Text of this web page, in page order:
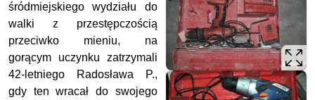
śródmiejskiego wydziału do
walki z przestępczością
przeciwko mieniu, na
gorącym uczynku zatrzymali
42-letniego Radosława P.,
gdy ten wracał do swojego